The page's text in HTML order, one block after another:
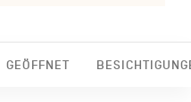
GEÖFFNET